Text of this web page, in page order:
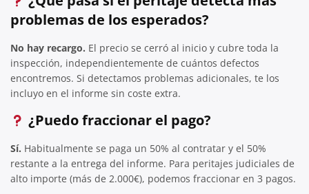
problemas de los esperados?
No hay recargo. El precio se cerró al inicio y cubre toda la
inspección, independientemente de cuántos defectos
encontremos. Si detectamos problemas adicionales, te los
incluyo en el informe sin coste extra.
¿Puedo fraccionar el pago?
Sí. Habitualmente se paga un 50% al contratar y el 50%
restante a la entrega del informe. Para peritajes judiciales de
alto importe (más de 2.000€), podemos fraccionar en 3 pagos.